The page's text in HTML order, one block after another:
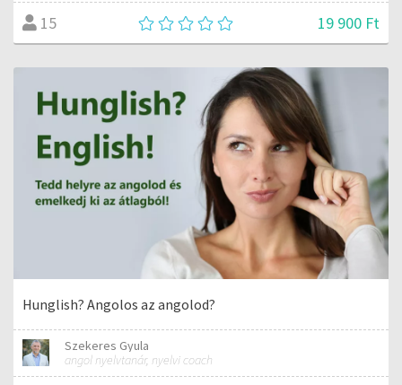
15 19 900 Ft
Hunglish? Angolos az angolod?
Szekeres Gyula
angol nyelvtanár, nyelvi coach